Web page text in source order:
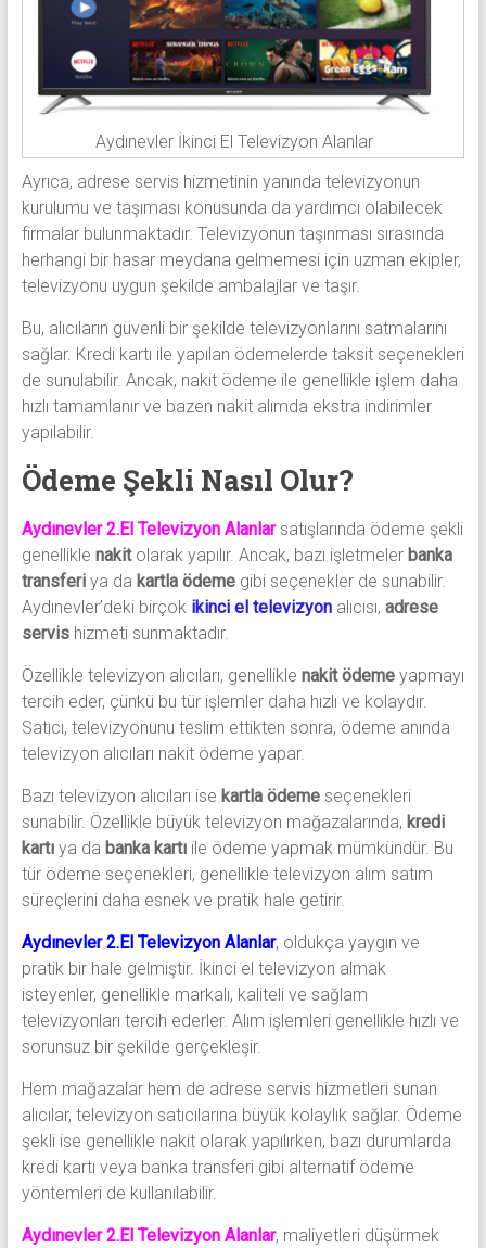
Aydınevler İkinci El Televizyon Alanlar
Ayrıca, adrese servis hizmetinin yanında televizyonun
kurulumu ve taşıması konusunda da yardımcı olabilecek
firmalar bulunmaktadır. Televizyonun taşınması sırasında
herhangi bir hasar meydana gelmemesi için uzman ekipler,
televizyonu uygun şekilde ambalajlar ve taşır.
Bu, alıcıların güvenli bir şekilde televizyonlarını satmalarını
sağlar. Kredi kartı ile yapılan ödemelerde taksit seçenekleri
de sunulabilir. Ancak, nakit ödeme ile genellikle işlem daha
hızlı tamamlanır ve bazen nakit alımda ekstra indirimler
yapılabilir.
Ödeme Şekli Nasıl Olur?
Aydınevler 2.El Televizyon Alanlarsatışlarında ödeme şekli
genellikle nakitolarak yapılır. Ancak, bazı işletmeler banka
transferiya da kartla ödemegibi seçenekler de sunabilir.
Aydınevler’deki birçok ikinci el televizyonalıcısı, adrese
servishizmeti sunmaktadır.
Özellikle televizyon alıcıları, genellikle nakit ödemeyapmayı
tercih eder, çünkü bu tür işlemler daha hızlı ve kolaydır.
Satıcı, televizyonunu teslim ettikten sonra, ödeme anında
televizyon alıcıları nakit ödeme yapar.
Bazı televizyon alıcıları ise kartla ödemeseçenekleri
sunabilir. Özellikle büyük televizyon mağazalarında, kredi
kartıya da banka kartıile ödeme yapmak mümkündür. Bu
tür ödeme seçenekleri, genellikle televizyon alım satım
süreçlerini daha esnek ve pratik hale getirir.
Aydınevler 2.El Televizyon Alanlar, oldukça yaygın ve
pratik bir hale gelmiştir. İkinci el televizyon almak
isteyenler, genellikle markalı, kaliteli ve sağlam
televizyonları tercih ederler. Alım işlemleri genellikle hızlı ve
sorunsuz bir şekilde gerçekleşir.
Hem mağazalar hem de adrese servis hizmetleri sunan
alıcılar, televizyon satıcılarına büyük kolaylık sağlar. Ödeme
şekli ise genellikle nakit olarak yapılırken, bazı durumlarda
kredi kartı veya banka transferi gibi alternatif ödeme
yöntemleri de kullanılabilir.
Aydınevler 2.El Televizyon Alanlar, maliyetleri düşürmek